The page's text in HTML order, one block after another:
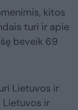
kitos
turi ir apie
beveik 69
Lietuvos ir
Lietuvos ir